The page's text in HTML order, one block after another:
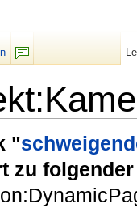
"
zu